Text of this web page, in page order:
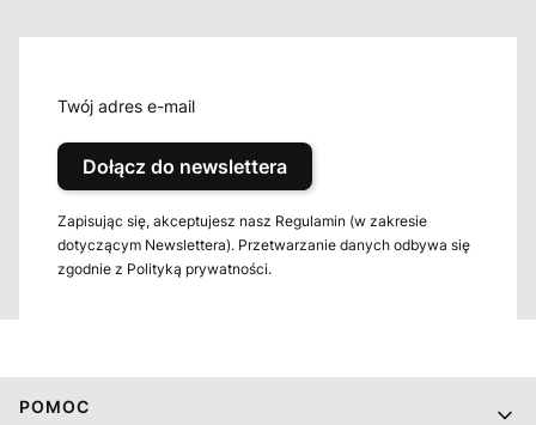
Twój adres e-mail
Dołącz do newslettera
Zapisując się, akceptujesz nasz Regulamin (w zakresie
dotyczącym Newslettera). Przetwarzanie danych odbywa się
zgodnie z Polityką prywatności.
Linki w stopce
POMOC